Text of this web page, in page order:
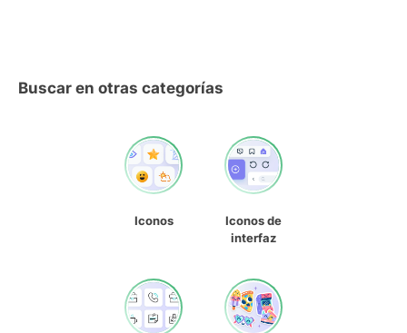
Buscar en otras categorías
Iconos
Iconos de
interfaz